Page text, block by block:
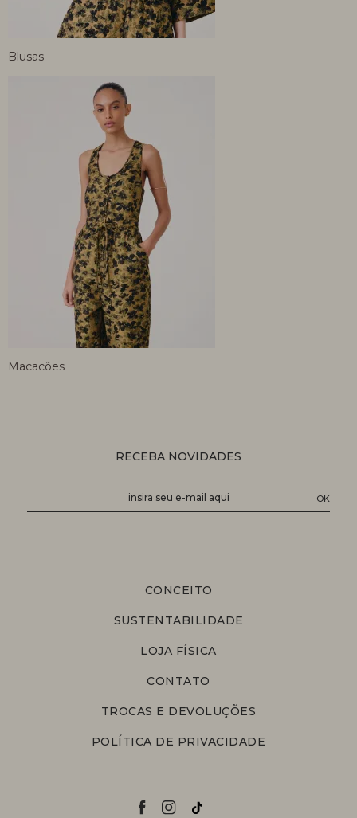
Blusas
Macacões
RECEBA NOVIDADES
CONCEITO
SUSTENTABILIDADE
LOJA FÍSICA
CONTATO
TROCAS E DEVOLUÇÕES
POLÍTICA DE PRIVACIDADE